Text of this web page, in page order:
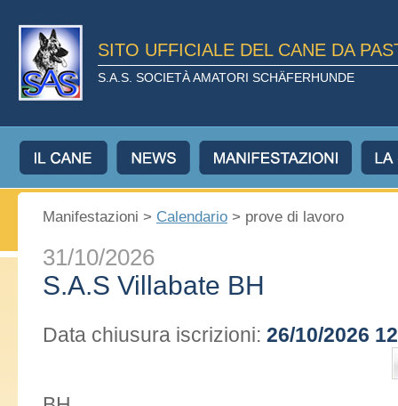
SITO UFFICIALE DEL CANE DA
S.A.S. SOCIETÀ AMATORI SCHÄFERHUNDE
Manifestazioni > Calendario > prove di lavoro
31/10/2026
S.A.S Villabate BH
Data chiusura iscrizioni: 26/10/2026